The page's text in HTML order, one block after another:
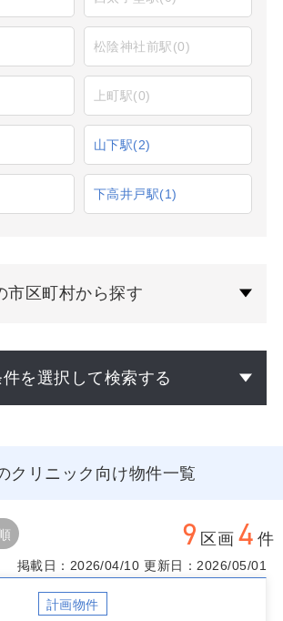
松陰神社前駅(0)
上町駅(0)
山下駅(2)
下高井戸駅(1)
市区町村から探す
件を選択して検索する
クリニック向け物件一覧
9 区画 4 件
掲載日：2026/04/10 更新日：2026/05/01
計画物件